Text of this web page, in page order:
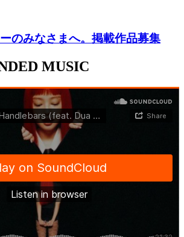
のみなさまへ。掲載作品募集
MUSIC